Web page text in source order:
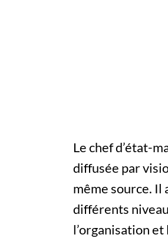
Le chef d’état-
diffusée par
même source. Il
différents
l’organisation